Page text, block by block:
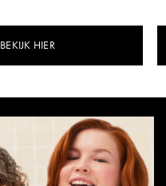
BEKIJK HIER